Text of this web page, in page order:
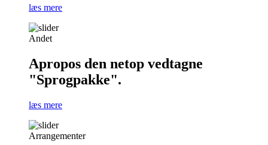
læs mere
Andet
Apropos den netop vedtagne
"Sprogpakke".
læs mere
Arrangementer